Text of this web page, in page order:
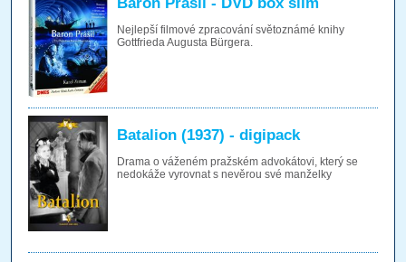
Baron Prášil - DVD box slim
Nejlepší filmové zpracování světoznámé knihy
Gottfrieda Augusta Bürgera.
Batalion (1937) - digipack
Drama o váženém pražském advokátovi, který se
nedokáže vyrovnat s nevěrou své manželky